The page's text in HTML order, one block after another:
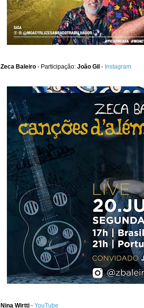
Zeca Baleiro - Participação: João Gil - Instagram
Nina Wirtti - YouTube